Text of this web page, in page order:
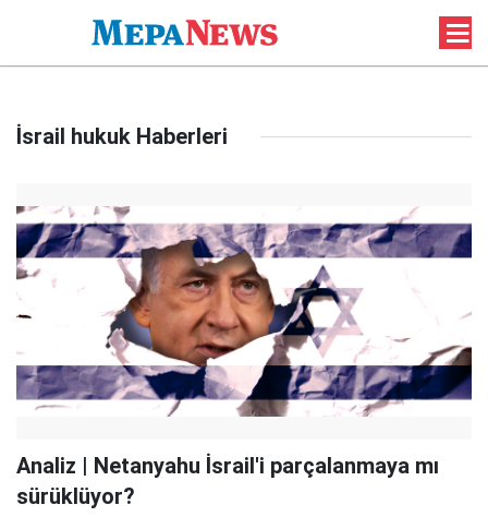
İsrail hukuk Haberleri
Analiz | Netanyahu İsrail'i parçalanmaya mı
sürüklüyor?